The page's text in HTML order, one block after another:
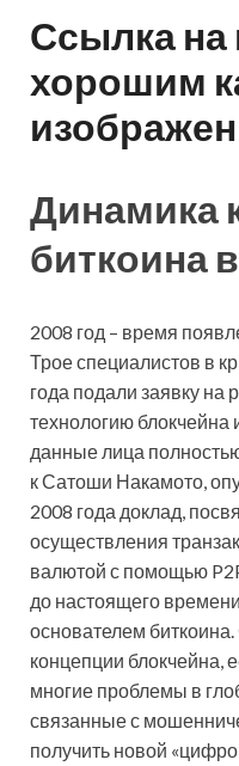
Ссылка на
хорошим
Динамика
биткоина
2008 год – время
Трое специалистов в
года подали заявку на
технологию
данные лица
к Сатоши Накамото,
2008 года доклад,
осуществления
валютой с помощью
до настоящего
основателем
концепции блокчейна,
многие проблемы в
связанные с
получить новой